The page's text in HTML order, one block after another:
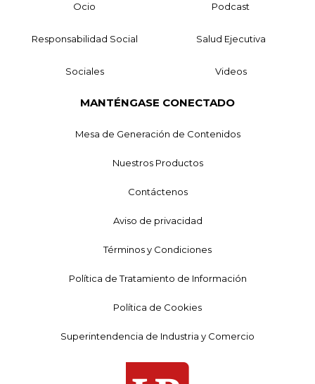
Ocio Podcast
Responsabilidad Social Salud Ejecutiva
Sociales Videos
MANTÉNGASE CONECTADO
Mesa de Generación de Contenidos
Nuestros Productos
Contáctenos
Aviso de privacidad
Términos y Condiciones
Política de Tratamiento de Información
Política de Cookies
Superintendencia de Industria y Comercio